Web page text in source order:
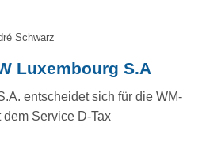
Schwarz
Luxembourg S.A
entscheidet sich für die WM-
Service D-Tax